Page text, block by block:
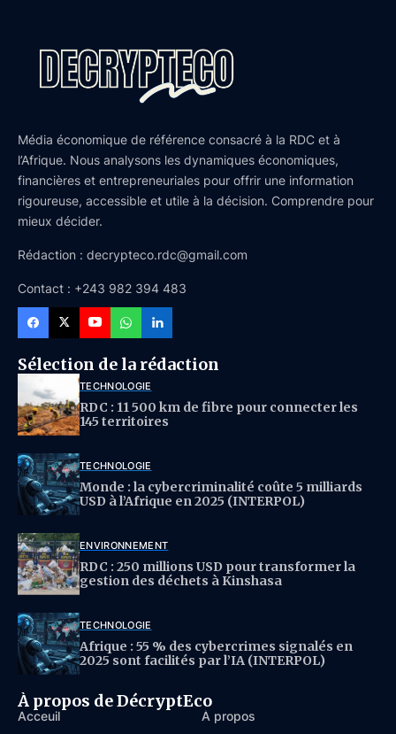
Média économique de référence consacré à la RDC et à
l’Afrique. Nous analysons les dynamiques économiques,
financières et entrepreneuriales pour offrir une information
rigoureuse, accessible et utile à la décision. Comprendre pour
mieux décider.
Rédaction : decrypteco.rdc@gmail.com
Contact : +243 982 394 483
Sélection de la rédaction
TECHNOLOGIE
RDC : 11 500 km de fibre pour connecter les
145 territoires
TECHNOLOGIE
Monde : la cybercriminalité coûte 5 milliards
USD à l’Afrique en 2025 (INTERPOL)
ENVIRONNEMENT
RDC : 250 millions USD pour transformer la
gestion des déchets à Kinshasa
TECHNOLOGIE
Afrique : 55 % des cybercrimes signalés en
2025 sont facilités par l’IA (INTERPOL)
À propos de DécryptEco
Acceuil À propos